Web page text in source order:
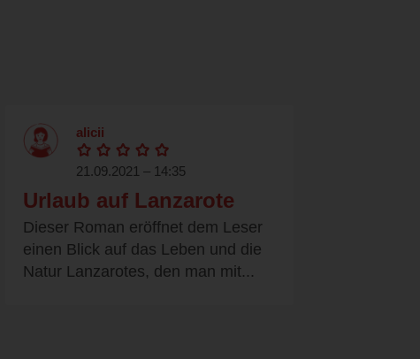
alicii
21.09.2021 – 14:35
Urlaub auf Lanzarote
Dieser Roman eröffnet dem Leser
einen Blick auf das Leben und die
Natur Lanzarotes, den man mit...